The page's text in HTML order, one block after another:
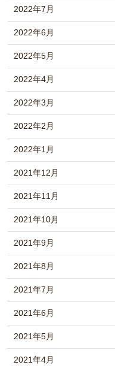
2022年7月
2022年6月
2022年5月
2022年4月
2022年3月
2022年2月
2022年1月
2021年12月
2021年11月
2021年10月
2021年9月
2021年8月
2021年7月
2021年6月
2021年5月
2021年4月